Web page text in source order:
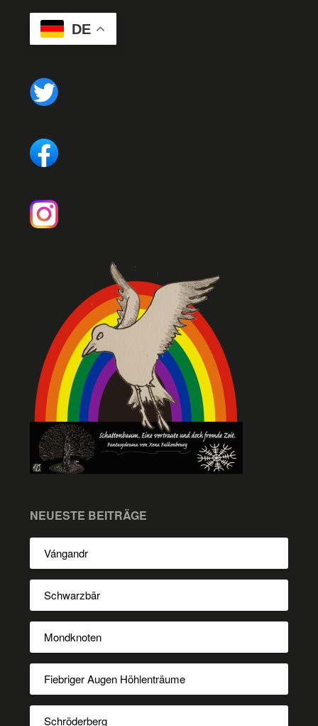
DE
NEUESTE BEITRÄGE
Vángandr
Schwarzbär
Mondknoten
Fiebriger Augen Höhlenträume
Schröderberg